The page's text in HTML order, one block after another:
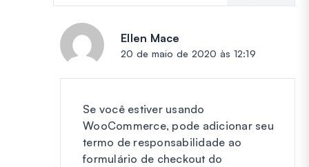
Ellen Mace
20 de maio de 2020 às 12:19
Se você estiver usando
WooCommerce, pode adicionar seu
termo de responsabilidade ao
formulário de checkout do